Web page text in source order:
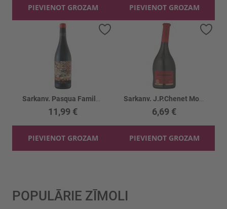
PIEVIENOT GROZAM PIEVIENOT GROZAM
11,99 €
PIEVIENOT GROZAM
Pievienot vēlmju sarakstam
6,69 €
PIEVIENOT GROZAM
POPULĀRIE ZĪMOLI